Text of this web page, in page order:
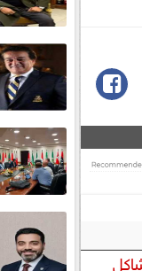
التهم...